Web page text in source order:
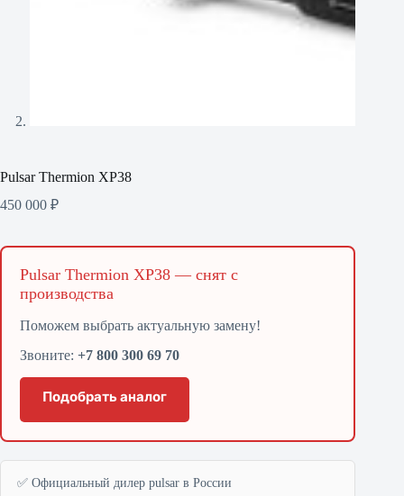
Pulsar Thermion XP38
450 000 ₽
Pulsar Thermion XP38 — снят с
производства
Поможем выбрать актуальную замену!
Звоните: +7 800 300 69 70
Подобрать аналог
✅ Официальный дилер pulsar в России